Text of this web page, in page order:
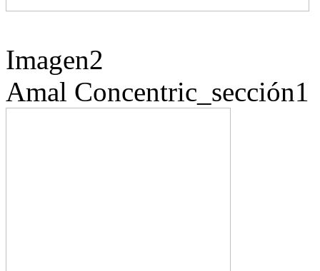
Imagen2
Amal Concentric_sección1